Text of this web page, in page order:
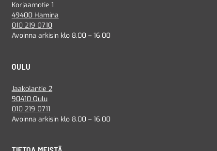
Korjaamotie 1
49400 Hamina
010 219 0710
Avoinna arkisin klo 8.00 – 16.00
OULU
Jaakolantie 2
90410 Oulu
010 219 0711
Avoinna arkisin klo 8.00 – 16.00